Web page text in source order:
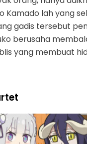
Kamado lah yang
gadis tersebut
berusaha
yang membuat